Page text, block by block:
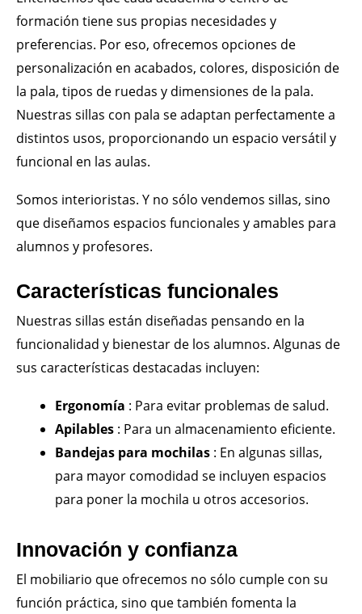
formación tiene sus propias necesidades y
preferencias. Por eso, ofrecemos opciones de
personalización en acabados, colores, disposición de
la pala, tipos de ruedas y dimensiones de la pala.
Nuestras sillas con pala se adaptan perfectamente a
distintos usos, proporcionando un espacio versátil y
funcional en las aulas.
Somos interioristas. Y no sólo vendemos sillas, sino
que diseñamos espacios funcionales y amables para
alumnos y profesores.
Características funcionales
Nuestras sillas están diseñadas pensando en la
funcionalidad y bienestar de los alumnos. Algunas de
sus características destacadas incluyen:
Ergonomía : Para evitar problemas de salud.
Apilables : Para un almacenamiento eficiente.
Bandejas para mochilas : En algunas sillas,
para mayor comodidad se incluyen espacios
para poner la mochila u otros accesorios.
Innovación y confianza
El mobiliario que ofrecemos no sólo cumple con su
función práctica, sino que también fomenta la